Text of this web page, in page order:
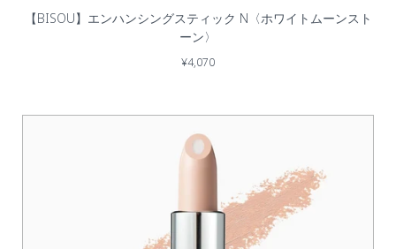
【BISOU】エンハンシングスティック N〈ホワイトムーンスト
ーン〉
¥4,070